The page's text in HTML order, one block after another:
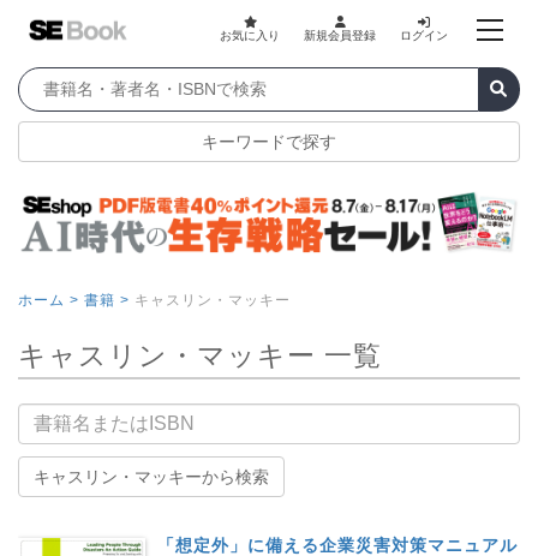
お気に入り 新規会員登録 ログイン
キーワードで探す
ホーム > 書籍 > キャスリン・マッキー
キャスリン・マッキー 一覧
書籍名
キャスリン・マッキーから検索
「想定外」に備える企業災害対策マニュアル